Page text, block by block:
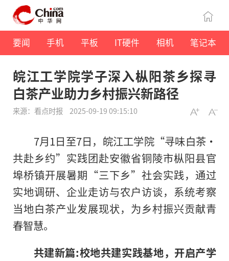
要闻 手机 平板 IT硬件 相机 笔记本
皖江工学院学子深入枞阳茶乡探寻
白茶产业助力乡村振兴新路径
来源：看点时报 2025-09-19 09:15:10
7月1日至7日，皖江工学院“寻味白茶·
共赴乡约”实践团赴安徽省铜陵市枞阳县官
埠桥镇开展暑期“三下乡”社会实践，通过
实地调研、企业走访与农户访谈，系统考察
当地白茶产业发展现状，为乡村振兴贡献青
春智慧。
共建新篇:校地共建实践基地，开启产学